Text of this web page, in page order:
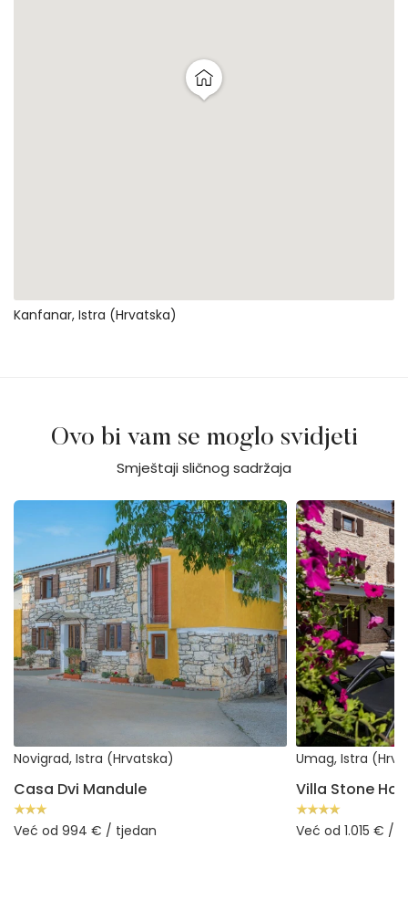
Kanfanar, Istra (Hrvatska)
Ovo bi vam se moglo svidjeti
Smještaji sličnog sadržaja
Casa Dvi Mandule
Novigrad, Istra (Hrvatska)
Casa Dvi Mandule
Već od 994 € / tjedan
Villa Stone House
Umag, Istra
Villa Stone
Već od 1.015 € /